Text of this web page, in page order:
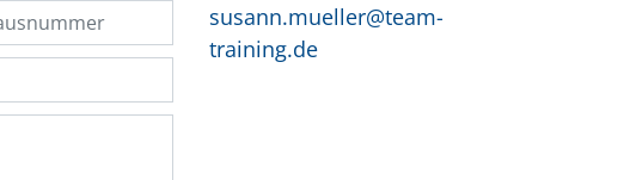
susann.mueller@team-
training.de